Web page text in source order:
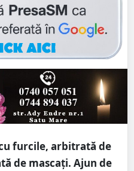
furcile, arbitrată de
de mascați. Ajun de